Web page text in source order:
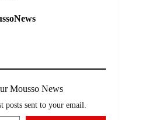
Mousso News
posts sent to your email.